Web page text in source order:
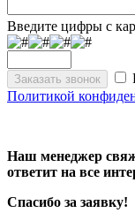
Введите цифры с
Политикой
Наш менеджер
ответит на все
Спасибо за заявку!